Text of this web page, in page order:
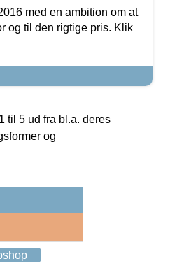
med en ambition om at
og til den rigtige pris. Klik
til 5 ud fra bl.a. deres
og